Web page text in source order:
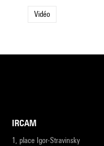
Vidéo
IRCAM
1, place Igor-Stravinsky